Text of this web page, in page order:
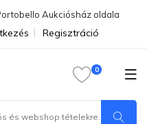
Aukciósház oldala
Regisztráció